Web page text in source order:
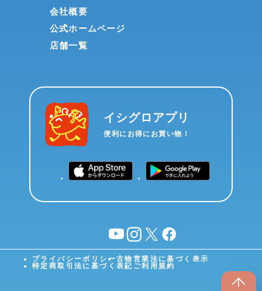
会社概要
公式ホームページ
店舗一覧
イシグロアプリ
便利にお得にお買い物！
YouTubeinstagram
X facebook
プライバシーポリシー古物営業法に基づく表示
特定商取引法に基づく表記 ご利用規約